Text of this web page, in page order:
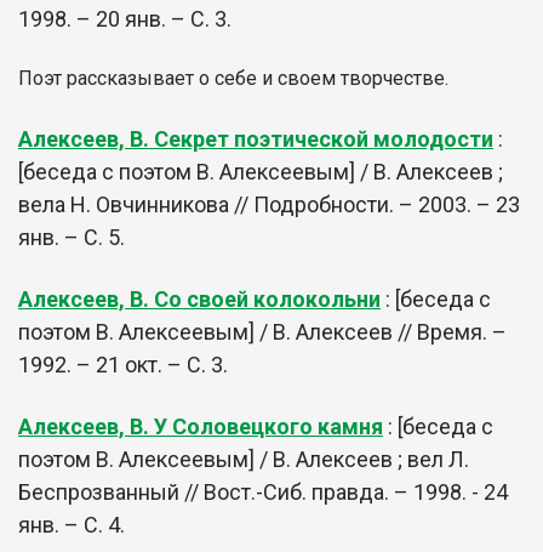
1998. – 20 янв. – С. 3.
Поэт рассказывает о себе и своем творчестве.
Алексеев, В. Секрет поэтической молодости :
[беседа с поэтом В. Алексеевым] / В. Алексеев ;
вела Н. Овчинникова // Подробности. – 2003. – 23
янв. – С. 5.
Алексеев, В. Со своей колокольни : [беседа с
поэтом В. Алексеевым] / В. Алексеев // Время. –
1992. – 21 окт. – С. 3.
Алексеев, В. У Соловецкого камня : [беседа с
поэтом В. Алексеевым] / В. Алексеев ; вел Л.
Беспрозванный // Вост.-Сиб. правда. – 1998. - 24
янв. – С. 4.